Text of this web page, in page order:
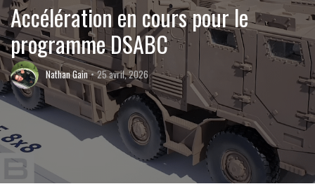
Accélération en cours pour le
programme DSABC
Nathan Gain 25 avril, 2026